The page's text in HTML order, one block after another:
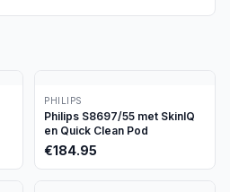
PHILIPS
Philips S8697/55 met SkinIQ
en Quick Clean Pod
€184.95